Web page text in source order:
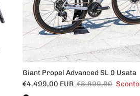
Giant Propel Advanced SL 0 Usata
Prezzo di vendita
€4.499,00 EUR Prezzo normale
€8.899,00 Sconto